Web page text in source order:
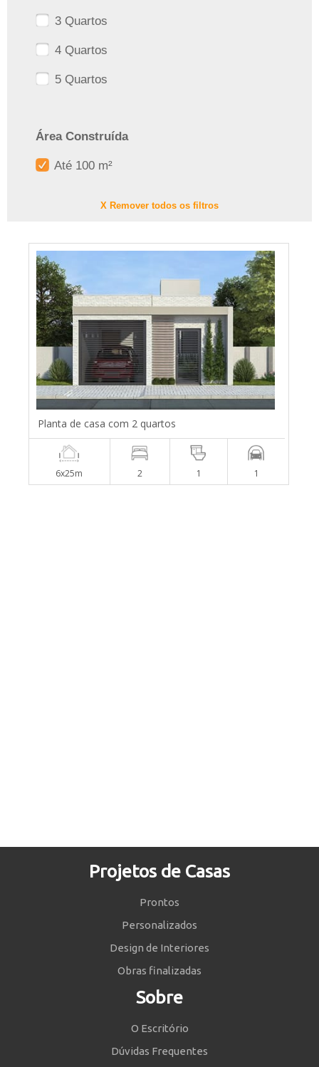
3 Quartos
4 Quartos
5 Quartos
Área Construída
Até 100 m²
X Remover todos os filtros
Planta de casa com 2 quartos
6x25m 2 1 1
Projetos de Casas
Prontos
Personalizados
Design de Interiores
Obras finalizadas
Sobre
O Escritório
Dúvidas Frequentes